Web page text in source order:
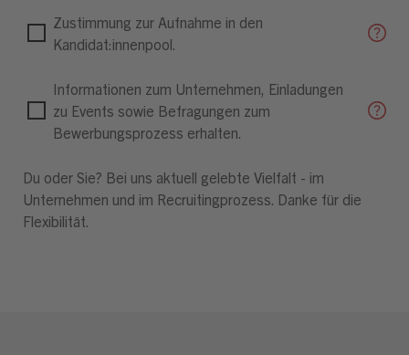
Zustimmung zur Aufnahme in den
Kandidat:innenpool.
Informationen zum Unternehmen, Einladungen
zu Events sowie Befragungen zum
Bewerbungsprozess erhalten.
Du oder Sie? Bei uns aktuell gelebte Vielfalt - im
Unternehmen und im Recruitingprozess. Danke für die
Flexibilität.